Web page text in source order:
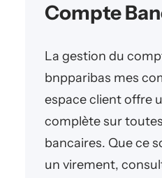
Compte
La gestion du
bnpparibas mes
espace client offre
complète sur
bancaires. Que ce
un virement,